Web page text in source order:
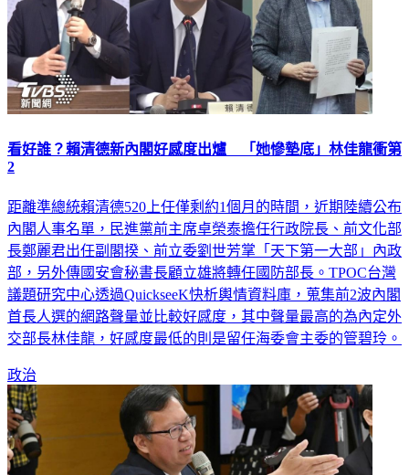
看好誰？賴清德新內閣好感度出爐 「她慘墊底」林佳龍衝第
距離準總統賴清德520上任僅剩約1個月的時間，近期陸續公布
內閣人事名單，民進黨前主席卓榮泰擔任行政院長、前文化部
長鄭麗君出任副閣揆、前立委劉世芳掌「天下第一大部」內政
部，另外傳國安會秘書長顧立雄將轉任國防部長。TPOC台灣
議題研究中心透過QuickseeK快析輿情資料庫，蒐集前2波內閣
首長人選的網路聲量並比較好感度，其中聲量最高的為內定外
政治